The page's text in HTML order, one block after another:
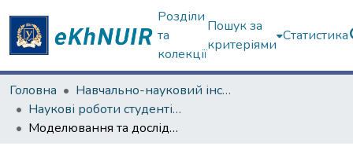
Розділи
та
колекції
Пошук за
критеріями
Статистика
Головна
Навчально-науковий інститут "Фізико-технічний факультет"
Наукові роботи студентів та аспірантів. Навчально-науковий інститут "Фізико-технічний факультет"
Моделювання та дослідження впливу іонного опромінення на цирконій та його сплави